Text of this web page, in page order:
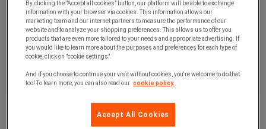
By clicking the "Accept all cookies" button, our platform will be able to exchange
information with your browser via cookies. This information allows our
marketing team and our internet partners to measure the performance of our
website and to analyze your shopping preferences. This allows us to offer you
products that are even more tailored to your needs and appropriate advertising. If
you would like to learn more about the purposes and preferences for each type of
cookie, click on "cookie settings".
And if you choose to continue your visit without cookies, you're welcome to do that
too! To learn more, you can also read our cookie policy.
Accept All Cookies